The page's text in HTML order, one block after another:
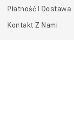
Płatność I Dostawa
Kontakt Z Nami